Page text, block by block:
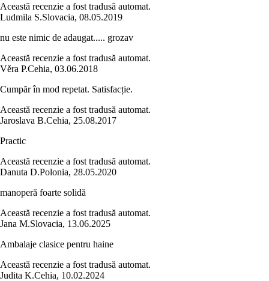
Această recenzie a fost tradusă automat.
Ludmila S.Slovacia, 08.05.2019
nu este nimic de adaugat..... grozav
Această recenzie a fost tradusă automat.
Věra P.Cehia, 03.06.2018
Cumpăr în mod repetat. Satisfacție.
Această recenzie a fost tradusă automat.
Jaroslava B.Cehia, 25.08.2017
Practic
Această recenzie a fost tradusă automat.
Danuta D.Polonia, 28.05.2020
manoperă foarte solidă
Această recenzie a fost tradusă automat.
Jana M.Slovacia, 13.06.2025
Ambalaje clasice pentru haine
Această recenzie a fost tradusă automat.
Judita K.Cehia, 10.02.2024